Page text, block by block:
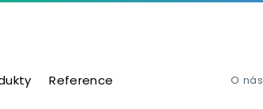
Reference O nás